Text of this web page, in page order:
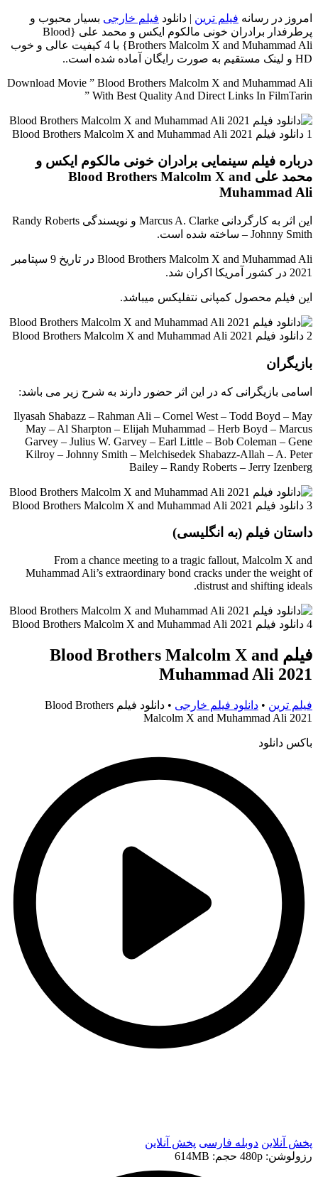
امروز در رسانه فیلم ترین | دانلود فیلم خارجی بسیار محبوب و
پرطرفدار برادران خونی مالکوم ایکس و محمد علی {Blood
Brothers Malcolm X and Muhammad Ali} با 4 کیفیت عالی و خوب
HD و لینک مستقیم به صورت رایگان آماده شده است..
Download Movie ” Blood Brothers Malcolm X and Muhammad Ali
” With Best Quality And Direct Links In FilmTarin
درباره فیلم سینمایی برادران خونی مالکوم ایکس و
محمد علی Blood Brothers Malcolm X and
Muhammad Ali
این اثر به کارگردانی Marcus A. Clarke و نویسندگی Randy Roberts
– Johnny Smith ساخته شده است.
Blood Brothers Malcolm X and Muhammad Ali در تاریخ 9 سپتامبر
2021 در کشور آمریکا اکران شد.
این فیلم محصول کمپانی نتفلیکس میباشد.
بازیگران
اسامی بازیگرانی که در این اثر حضور دارند به شرح زیر می باشد:
Ilyasah Shabazz – Rahman Ali – Cornel West – Todd Boyd – May
May – Al Sharpton – Elijah Muhammad – Herb Boyd – Marcus
Garvey – Julius W. Garvey – Earl Little – Bob Coleman – Gene
Kilroy – Johnny Smith – Melchisedek Shabazz-Allah – A. Peter
Bailey – Randy Roberts – Jerry Izenberg
داستان فیلم (به انگلیسی)
From a chance meeting to a tragic fallout, Malcolm X and
Muhammad Ali’s extraordinary bond cracks under the weight of
distrust and shifting ideals.
فیلم Blood Brothers Malcolm X and
Muhammad Ali 2021
فیلم ترین • دانلود فیلم خارجی •
دانلود فیلم Blood Brothers
Malcolm X and Muhammad Ali 2021
باکس دانلود
پخش آنلاین دوبله فارسی پخش آنلاین
رزولوشن: 480p
حجم: 614MB